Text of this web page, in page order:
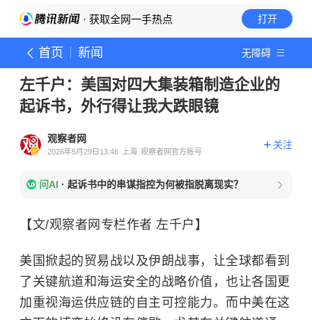
· 获取全网一手热点 打开
首页 新闻 无障碍
左千户：美国对四大集装箱制造企业的
起诉书，外行得让我大跌眼镜
观察者网
2026年5月29日13:46 上海 观察者网官方账号
关注
问AI · 起诉书中的串谋指控为何被指脱离现实？
【文/观察者网专栏作者 左千户】
美国掀起的贸易战以及伊朗战事，让全球都看到
了关键航道和海运安全的战略价值，也让各国更
加重视海运供应链的自主可控能力。而中美在这